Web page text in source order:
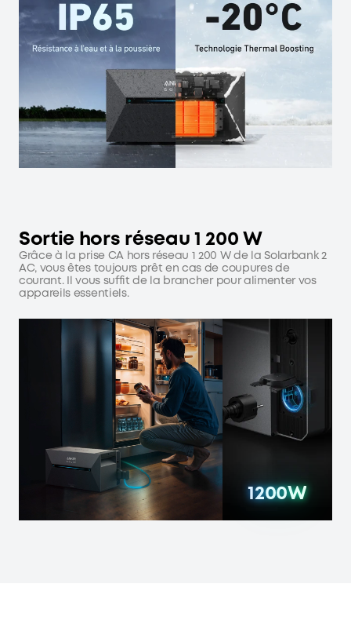
Sortie hors réseau 1 200 W
Grâce à la prise CA hors réseau 1 200 W de la Solarbank 2
AC, vous êtes toujours prêt en cas de coupures de
courant. Il vous suffit de la brancher pour alimenter vos
appareils essentiels.
1200W
1200W
1200W
1200W